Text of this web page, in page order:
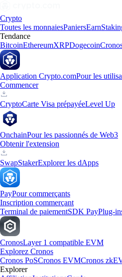
Crypto
Toutes les monnaiesPaniersEarn
Tendance
BitcoinEthereumXRPDogecoin
Application Crypto.comPour les
Commencer
CryptoCarte Visa prépayéeLevel Up
OnchainPour les passionnés de Web3
Obtenir l'extension
SwapStakerExplorer les dApps
PayPour commerçants
Inscription commerçant
Terminal de paiementSDK PayPlug-
CronosLayer 1 compatible EVM
Explorez Cronos
Cronos PoSCronos EVMCronos
Explorer